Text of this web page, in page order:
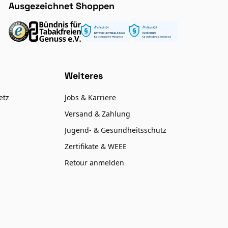
Ausgezeichnet Shoppen
Weiteres
Jobs & Karriere
Versand & Zahlung
Jugend- & Gesundheitsschutz
Zertifikate & WEEE
Retour anmelden